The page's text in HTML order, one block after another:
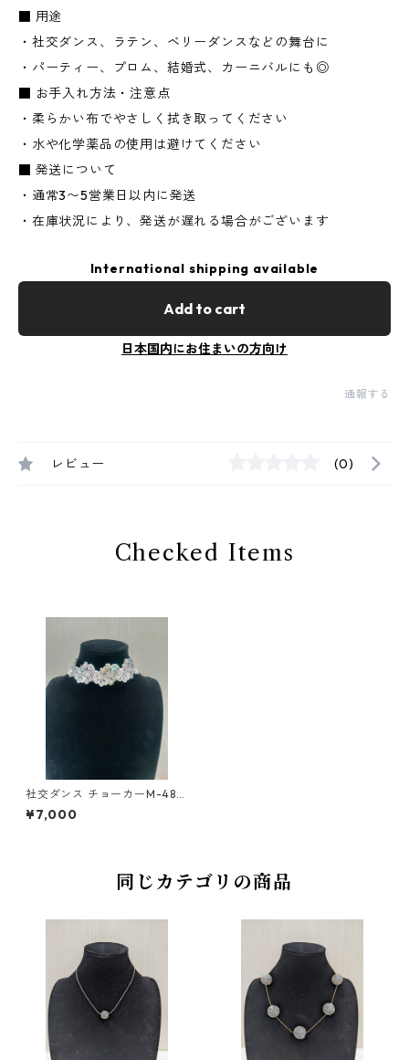
■ 用途
・社交ダンス、ラテン、ベリーダンスなどの舞台に
・パーティー、プロム、結婚式、カーニバルにも◎
■ お手入れ方法・注意点
・柔らかい布でやさしく拭き取ってください
・水や化学薬品の使用は避けてください
■ 発送について
・通常3〜5営業日以内に発送
・在庫状況により、発送が遅れる場合がございます
International shipping available
Add to cart
日本国内にお住まいの方向け
通報する
レビュー (0)
Checked Items
社交ダンス チョーカーM-48ダ
ンスアクセサリー ベリーダン
ス ブライダル アクセサリー
¥7,000
同じカテゴリの商品